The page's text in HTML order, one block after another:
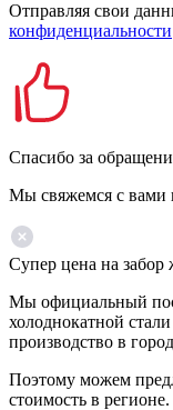
Отправляя свои
конфиденциальности
Спасибо за
Мы свяжемся с вами
Супер цена на забор
Мы официальный
холоднокатной
производство в
Поэтому можем
стоимость в регионе.